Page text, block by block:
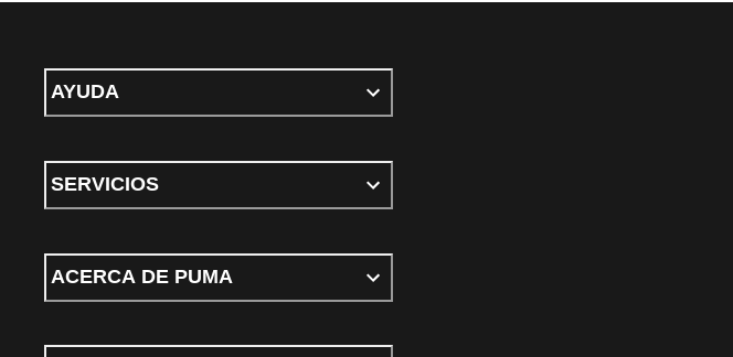
AYUDA
SERVICIOS
ACERCA DE PUMA